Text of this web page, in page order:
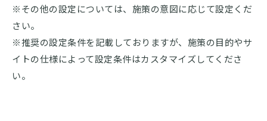
※その他の設定については、施策の意図に応じて設定くだ
さい。
※推奨の設定条件を記載しておりますが、施策の目的やサ
イトの仕様によって設定条件はカスタマイズしてくださ
い。